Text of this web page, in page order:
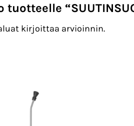
kirjoittaa arvioinnin.